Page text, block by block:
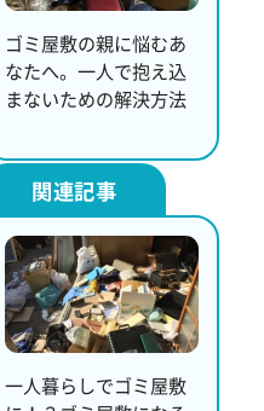
ゴミ屋敷の親に悩むあ
なたへ。一人で抱え込
まないための解決方法
一人暮らしでゴミ屋敷